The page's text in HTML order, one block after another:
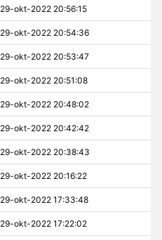
29-okt-2022 20:56:15
29-okt-2022 20:54:36
29-okt-2022 20:53:47
29-okt-2022 20:51:08
29-okt-2022 20:48:02
29-okt-2022 20:42:42
29-okt-2022 20:38:43
29-okt-2022 20:16:22
29-okt-2022 17:33:48
29-okt-2022 17:22:02